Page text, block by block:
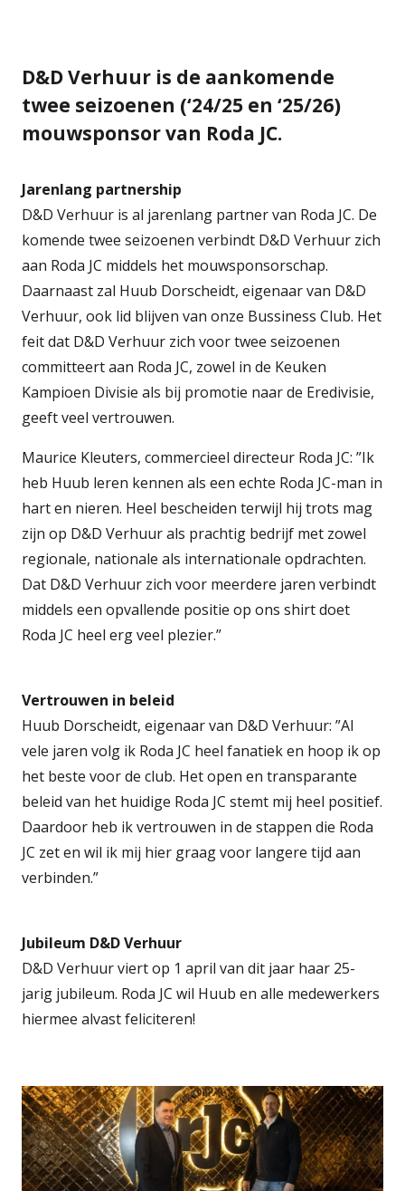
D&D Verhuur is de aankomende
twee seizoenen (‘24/25 en ‘25/26)
mouwsponsor van Roda JC.
Jarenlang partnership
D&D Verhuur is al jarenlang partner van Roda JC. De
komende twee seizoenen verbindt D&D Verhuur zich
aan Roda JC middels het mouwsponsorschap.
Daarnaast zal Huub Dorscheidt, eigenaar van D&D
Verhuur, ook lid blijven van onze Bussiness Club. Het
feit dat D&D Verhuur zich voor twee seizoenen
committeert aan Roda JC, zowel in de Keuken
Kampioen Divisie als bij promotie naar de Eredivisie,
geeft veel vertrouwen.
Maurice Kleuters, commercieel directeur Roda JC: ”Ik
heb Huub leren kennen als een echte Roda JC-man in
hart en nieren. Heel bescheiden terwijl hij trots mag
zijn op D&D Verhuur als prachtig bedrijf met zowel
regionale, nationale als internationale opdrachten.
Dat D&D Verhuur zich voor meerdere jaren verbindt
middels een opvallende positie op ons shirt doet
Roda JC heel erg veel plezier.”
Vertrouwen in beleid
Huub Dorscheidt, eigenaar van D&D Verhuur: ”Al
vele jaren volg ik Roda JC heel fanatiek en hoop ik op
het beste voor de club. Het open en transparante
beleid van het huidige Roda JC stemt mij heel positief.
Daardoor heb ik vertrouwen in de stappen die Roda
JC zet en wil ik mij hier graag voor langere tijd aan
verbinden.”
Jubileum D&D Verhuur
D&D Verhuur viert op 1 april van dit jaar haar 25-
jarig jubileum. Roda JC wil Huub en alle medewerkers
hiermee alvast feliciteren!